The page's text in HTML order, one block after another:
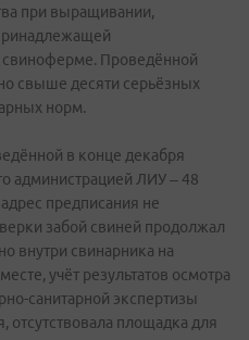
при выращивании,
Проведённой
свыше десяти серьёзных
норм.
в конце декабря
администрацией ЛИУ – 48
предписания не
забой свиней продолжал
внутри свинарника на
учёт результатов осмотра
санитарной экспертизы
отсутствовала площадка для